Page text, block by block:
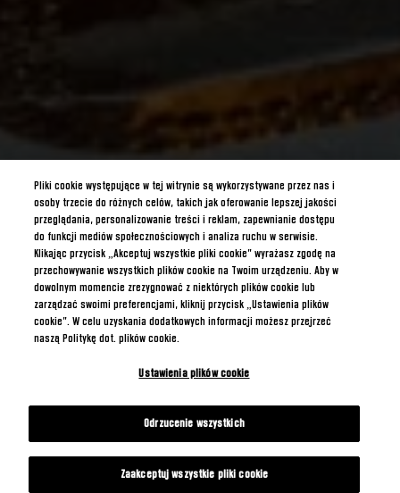
Pliki cookie występujące w tej witrynie są wykorzystywane przez nas i
osoby trzecie do różnych celów, takich jak oferowanie lepszej jakości
przeglądania, personalizowanie treści i reklam, zapewnianie dostępu
do funkcji mediów społecznościowych i analiza ruchu w serwisie.
Klikając przycisk „Akceptuj wszystkie pliki cookie” wyrażasz zgodę na
przechowywanie wszystkich plików cookie na Twoim urządzeniu. Aby w
dowolnym momencie zrezygnować z niektórych plików cookie lub
zarządzać swoimi preferencjami, kliknij przycisk „Ustawienia plików
cookie”. W celu uzyskania dodatkowych informacji możesz przejrzeć
naszą Politykę dot. plików cookie.
Ustawienia plików cookie
Odrzucenie wszystkich
Zaakceptuj wszystkie pliki cookie